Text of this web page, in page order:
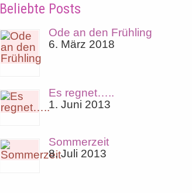
Beliebte Posts
Ode an den Frühling
6. März 2018
Es regnet…..
1. Juni 2013
Sommerzeit
8. Juli 2013